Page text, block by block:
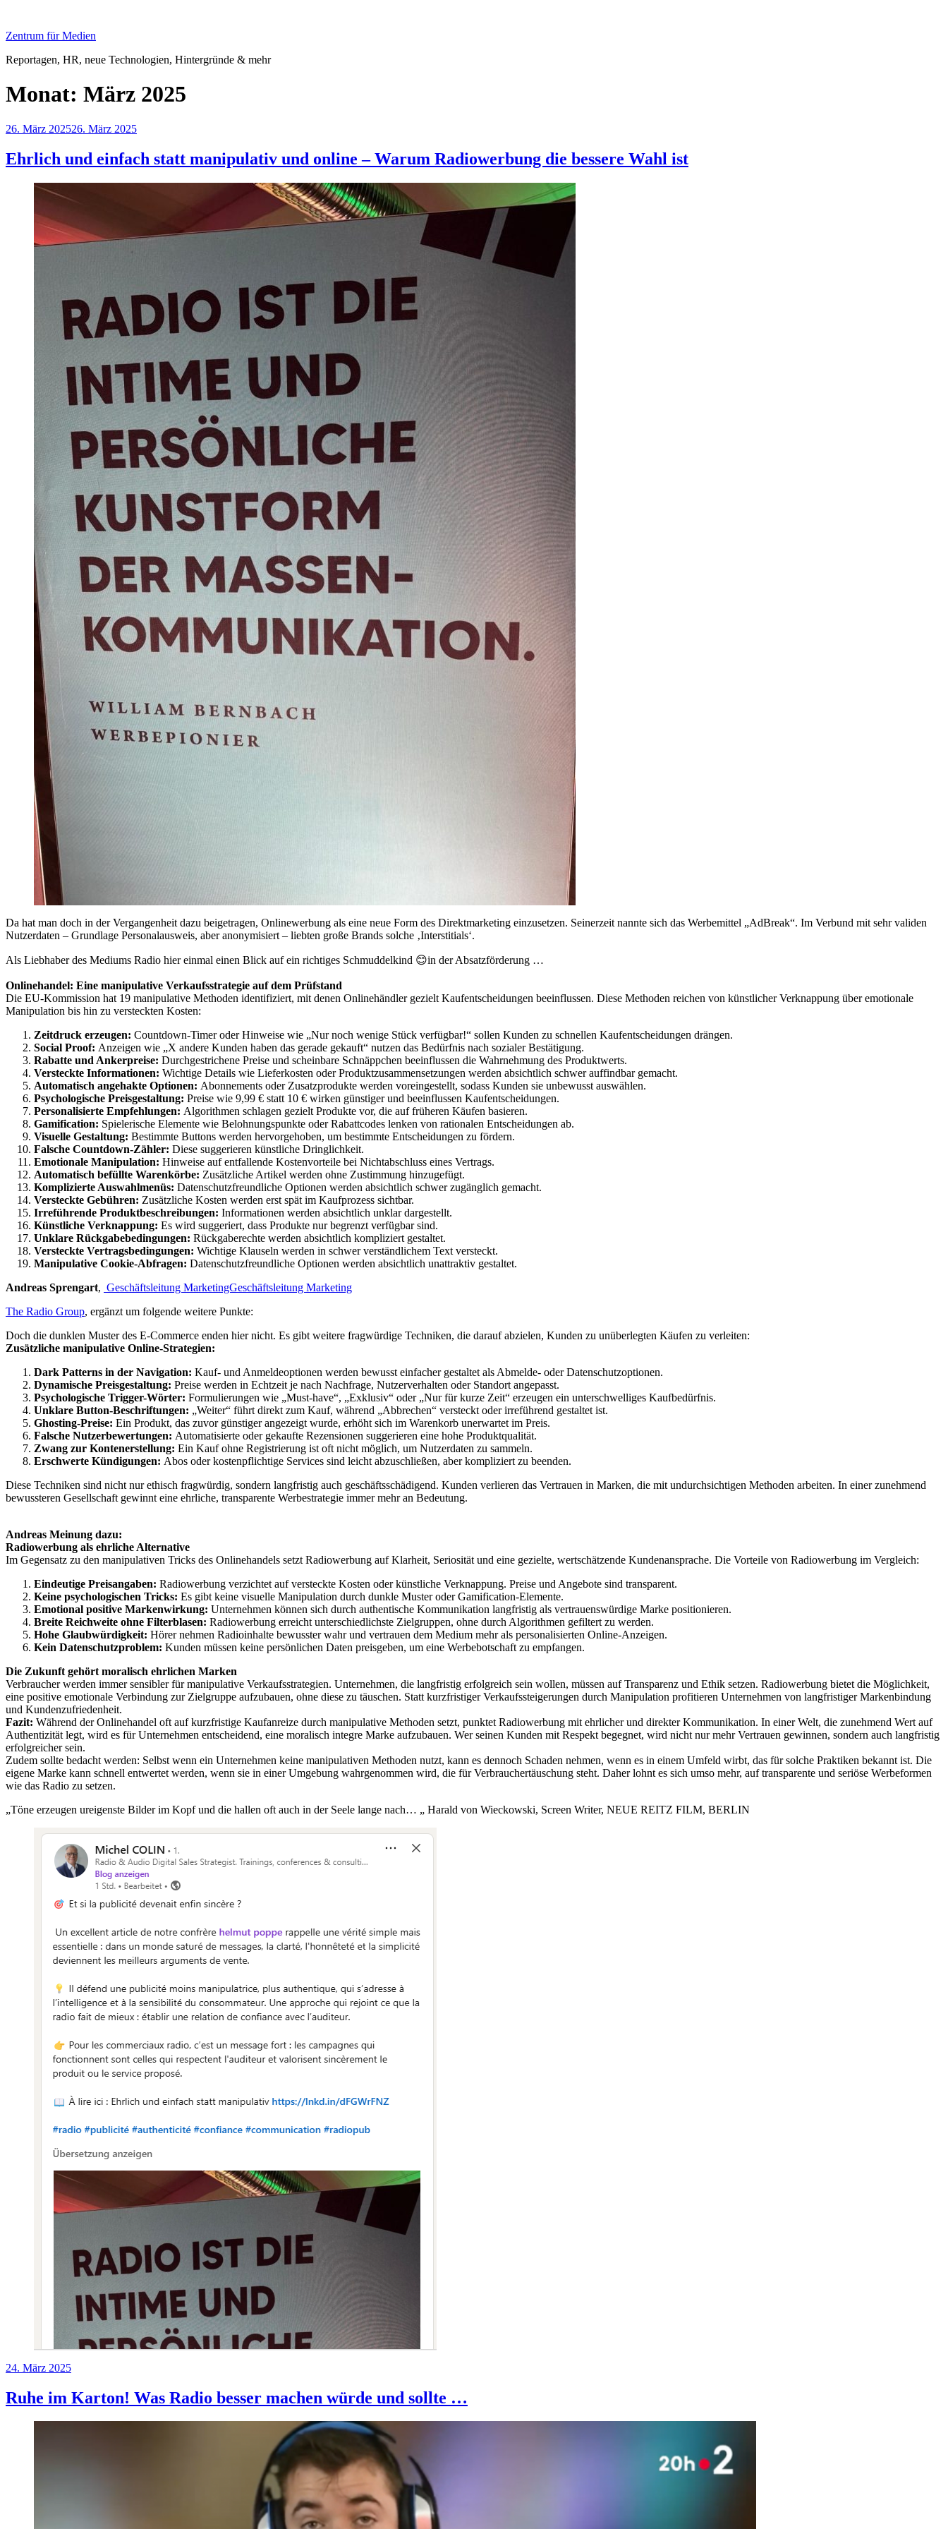
springen
Zentrum für Medien
Reportagen, HR, neue Technologien, Hintergründe & mehr
Monat: März 2025
Veröffentlicht
26. März 202526. März 2025
Ehrlich und einfach statt manipulativ und online – Warum Radiowerbung die bessere Wahl ist
Da hat man doch in der Vergangenheit dazu beigetragen, Onlinewerbung als eine neue Form des Direktmarketing einzusetzen. Seinerzeit nannte sich das Werbemittel „AdBreak“. Im Verbund mit sehr validen
Nutzerdaten – Grundlage Personalausweis, aber anonymisiert – liebten große Brands solche ‚Interstitials‘.
Als Liebhaber des Mediums Radio hier einmal einen Blick auf ein richtiges Schmuddelkind 😊in der Absatzförderung …
Onlinehandel: Eine manipulative Verkaufsstrategie auf dem Prüfstand
Die EU-Kommission hat 19 manipulative Methoden identifiziert, mit denen Onlinehändler gezielt Kaufentscheidungen beeinflussen. Diese Methoden reichen von künstlicher Verknappung über emotionale
Manipulation bis hin zu versteckten Kosten:
Zeitdruck erzeugen: Countdown-Timer oder Hinweise wie „Nur noch wenige Stück verfügbar!“ sollen Kunden zu schnellen Kaufentscheidungen drängen.
Social Proof: Anzeigen wie „X andere Kunden haben das gerade gekauft“ nutzen das Bedürfnis nach sozialer Bestätigung.
Rabatte und Ankerpreise: Durchgestrichene Preise und scheinbare Schnäppchen beeinflussen die Wahrnehmung des Produktwerts.
Versteckte Informationen: Wichtige Details wie Lieferkosten oder Produktzusammensetzungen werden absichtlich schwer auffindbar gemacht.
Automatisch angehakte Optionen: Abonnements oder Zusatzprodukte werden voreingestellt, sodass Kunden sie unbewusst auswählen.
Psychologische Preisgestaltung: Preise wie 9,99 € statt 10 € wirken günstiger und beeinflussen Kaufentscheidungen.
Personalisierte Empfehlungen: Algorithmen schlagen gezielt Produkte vor, die auf früheren Käufen basieren.
Gamification: Spielerische Elemente wie Belohnungspunkte oder Rabattcodes lenken von rationalen Entscheidungen ab.
Visuelle Gestaltung: Bestimmte Buttons werden hervorgehoben, um bestimmte Entscheidungen zu fördern.
Falsche Countdown-Zähler: Diese suggerieren künstliche Dringlichkeit.
Emotionale Manipulation: Hinweise auf entfallende Kostenvorteile bei Nichtabschluss eines Vertrags.
Automatisch befüllte Warenkörbe: Zusätzliche Artikel werden ohne Zustimmung hinzugefügt.
Komplizierte Auswahlmenüs: Datenschutzfreundliche Optionen werden absichtlich schwer zugänglich gemacht.
Versteckte Gebühren: Zusätzliche Kosten werden erst spät im Kaufprozess sichtbar.
Irreführende Produktbeschreibungen: Informationen werden absichtlich unklar dargestellt.
Künstliche Verknappung: Es wird suggeriert, dass Produkte nur begrenzt verfügbar sind.
Unklare Rückgabebedingungen: Rückgaberechte werden absichtlich kompliziert gestaltet.
Versteckte Vertragsbedingungen: Wichtige Klauseln werden in schwer verständlichem Text versteckt.
Manipulative Cookie-Abfragen: Datenschutzfreundliche Optionen werden absichtlich unattraktiv gestaltet.
Andreas Sprengart, Geschäftsleitung MarketingGeschäftsleitung Marketing
The Radio Group, ergänzt um folgende weitere Punkte:
Doch die dunklen Muster des E-Commerce enden hier nicht. Es gibt weitere fragwürdige Techniken, die darauf abzielen, Kunden zu unüberlegten Käufen zu verleiten:
Zusätzliche manipulative Online-Strategien:
Dark Patterns in der Navigation: Kauf- und Anmeldeoptionen werden bewusst einfacher gestaltet als Abmelde- oder Datenschutzoptionen.
Dynamische Preisgestaltung: Preise werden in Echtzeit je nach Nachfrage, Nutzerverhalten oder Standort angepasst.
Psychologische Trigger-Wörter: Formulierungen wie „Must-have“, „Exklusiv“ oder „Nur für kurze Zeit“ erzeugen ein unterschwelliges Kaufbedürfnis.
Unklare Button-Beschriftungen: „Weiter“ führt direkt zum Kauf, während „Abbrechen“ versteckt oder irreführend gestaltet ist.
Ghosting-Preise: Ein Produkt, das zuvor günstiger angezeigt wurde, erhöht sich im Warenkorb unerwartet im Preis.
Falsche Nutzerbewertungen: Automatisierte oder gekaufte Rezensionen suggerieren eine hohe Produktqualität.
Zwang zur Kontenerstellung: Ein Kauf ohne Registrierung ist oft nicht möglich, um Nutzerdaten zu sammeln.
Erschwerte Kündigungen: Abos oder kostenpflichtige Services sind leicht abzuschließen, aber kompliziert zu beenden.
Diese Techniken sind nicht nur ethisch fragwürdig, sondern langfristig auch geschäftsschädigend. Kunden verlieren das Vertrauen in Marken, die mit undurchsichtigen Methoden arbeiten. In einer zunehmend
bewussteren Gesellschaft gewinnt eine ehrliche, transparente Werbestrategie immer mehr an Bedeutung.
Andreas Meinung dazu:
Radiowerbung als ehrliche Alternative
Im Gegensatz zu den manipulativen Tricks des Onlinehandels setzt Radiowerbung auf Klarheit, Seriosität und eine gezielte, wertschätzende Kundenansprache. Die Vorteile von Radiowerbung im Vergleich:
Eindeutige Preisangaben: Radiowerbung verzichtet auf versteckte Kosten oder künstliche Verknappung. Preise und Angebote sind transparent.
Keine psychologischen Tricks: Es gibt keine visuelle Manipulation durch dunkle Muster oder Gamification-Elemente.
Emotional positive Markenwirkung: Unternehmen können sich durch authentische Kommunikation langfristig als vertrauenswürdige Marke positionieren.
Breite Reichweite ohne Filterblasen: Radiowerbung erreicht unterschiedlichste Zielgruppen, ohne durch Algorithmen gefiltert zu werden.
Hohe Glaubwürdigkeit: Hörer nehmen Radioinhalte bewusster wahr und vertrauen dem Medium mehr als personalisierten Online-Anzeigen.
Kein Datenschutzproblem: Kunden müssen keine persönlichen Daten preisgeben, um eine Werbebotschaft zu empfangen.
Die Zukunft gehört moralisch ehrlichen Marken
Verbraucher werden immer sensibler für manipulative Verkaufsstrategien. Unternehmen, die langfristig erfolgreich sein wollen, müssen auf Transparenz und Ethik setzen. Radiowerbung bietet die Möglichkeit,
eine positive emotionale Verbindung zur Zielgruppe aufzubauen, ohne diese zu täuschen. Statt kurzfristiger Verkaufssteigerungen durch Manipulation profitieren Unternehmen von langfristiger Markenbindung
und Kundenzufriedenheit.
Fazit: Während der Onlinehandel oft auf kurzfristige Kaufanreize durch manipulative Methoden setzt, punktet Radiowerbung mit ehrlicher und direkter Kommunikation. In einer Welt, die zunehmend Wert auf
Authentizität legt, wird es für Unternehmen entscheidend, eine moralisch integre Marke aufzubauen. Wer seinen Kunden mit Respekt begegnet, wird nicht nur mehr Vertrauen gewinnen, sondern auch langfristig
erfolgreicher sein.
Zudem sollte bedacht werden: Selbst wenn ein Unternehmen keine manipulativen Methoden nutzt, kann es dennoch Schaden nehmen, wenn es in einem Umfeld wirbt, das für solche Praktiken bekannt ist. Die
eigene Marke kann schnell entwertet werden, wenn sie in einer Umgebung wahrgenommen wird, die für Verbrauchertäuschung steht. Daher lohnt es sich umso mehr, auf transparente und seriöse Werbeformen
wie das Radio zu setzen.
„Töne erzeugen ureigenste Bilder im Kopf und die hallen oft auch in der Seele lange nach… „ Harald von Wieckowski, Screen Writer, NEUE REITZ FILM, BERLIN
Veröffentlicht
24. März 2025
Ruhe im Karton! Was Radio besser machen würde und sollte …